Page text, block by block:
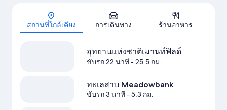
แผนที่
สถานที่ใกล้เคียง การเดินทาง ร้านอาหาร
อุทยานแห่งชาติเมานท์ฟิลด์
ขับรถ 22 นาที- 25.5 กม.
ทะเลสาบ Meadowbank
ขับรถ 3 นาที- 5.3 กม.